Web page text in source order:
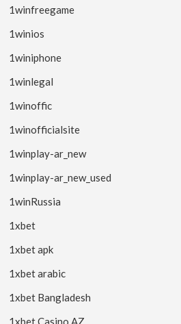
1winfreegame
1winios
1winiphone
1winlegal
1winoffic
1winofficialsite
1winplay-ar_new
1winplay-ar_new_used
1winRussia
1xbet
1xbet apk
1xbet arabic
1xbet Bangladesh
1xbet Casino AZ